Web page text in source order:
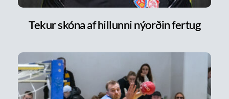
Tekur skóna af hillunni nýorðin fertug